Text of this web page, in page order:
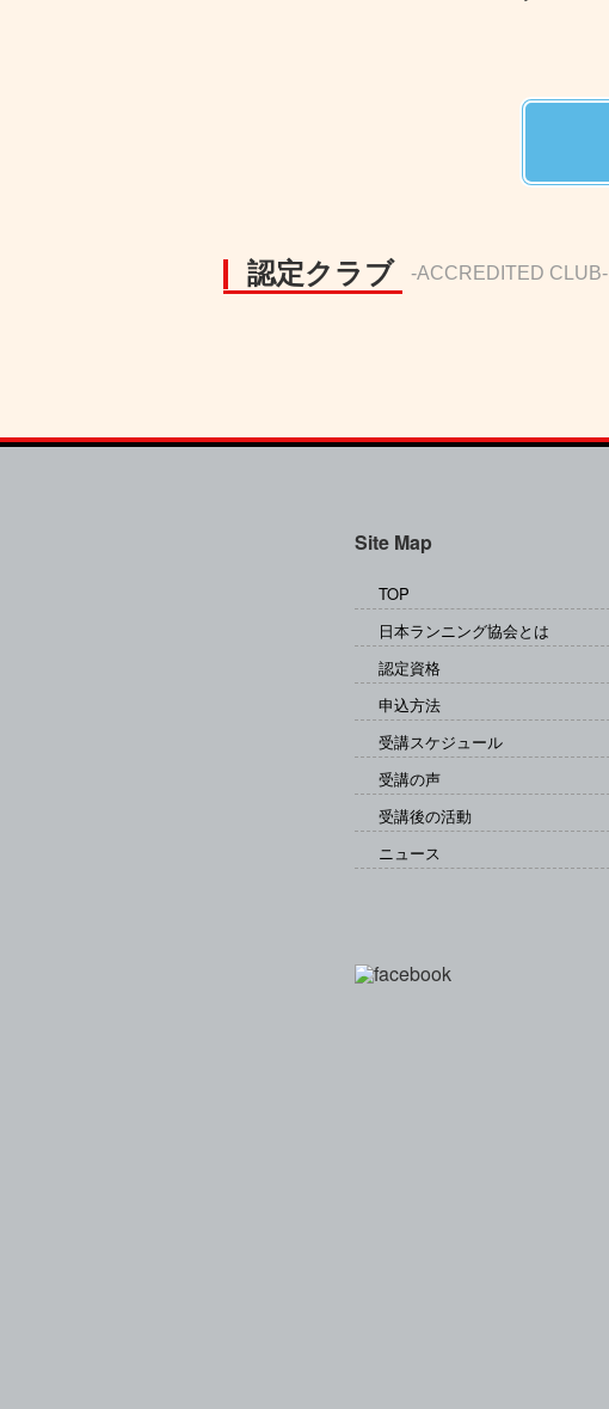
認定クラブ -ACCREDITED CLUB-
Site Map
TOP
日本ランニング協会とは
認定資格
申込方法
受講スケジュール
受講の声
受講後の活動
ニュース